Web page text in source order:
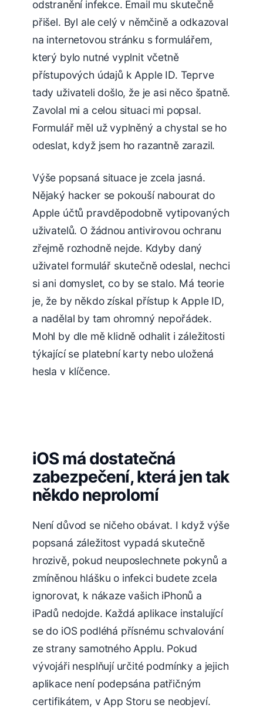
odstranění infekce. Email mu skutečně
přišel. Byl ale celý v němčině a odkazoval
na internetovou stránku s formulářem,
který bylo nutné vyplnit včetně
přístupových údajů k Apple ID. Teprve
tady uživateli došlo, že je asi něco špatně.
Zavolal mi a celou situaci mi popsal.
Formulář měl už vyplněný a chystal se ho
odeslat, když jsem ho razantně zarazil.
Výše popsaná situace je zcela jasná.
Nějaký hacker se pokouší nabourat do
Apple účtů pravděpodobně vytipovaných
uživatelů. O žádnou antivirovou ochranu
zřejmě rozhodně nejde. Kdyby daný
uživatel formulář skutečně odeslal, nechci
si ani domyslet, co by se stalo. Má teorie
je, že by někdo získal přístup k Apple ID,
a nadělal by tam ohromný nepořádek.
Mohl by dle mě klidně odhalit i záležitosti
týkající se platební karty nebo uložená
hesla v klíčence.
iOS má dostatečná
zabezpečení, která jen tak
někdo neprolomí
Není důvod se ničeho obávat. I když výše
popsaná záležitost vypadá skutečně
hrozivě, pokud neuposlechnete pokynů a
zmíněnou hlášku o infekci budete zcela
ignorovat, k nákaze vašich iPhonů a
iPadů nedojde. Každá aplikace instalující
se do iOS podléhá přísnému schvalování
ze strany samotného Applu. Pokud
vývojáři nesplňují určité podmínky a jejich
aplikace není podepsána patřičným
certifikátem, v App Storu se neobjeví.